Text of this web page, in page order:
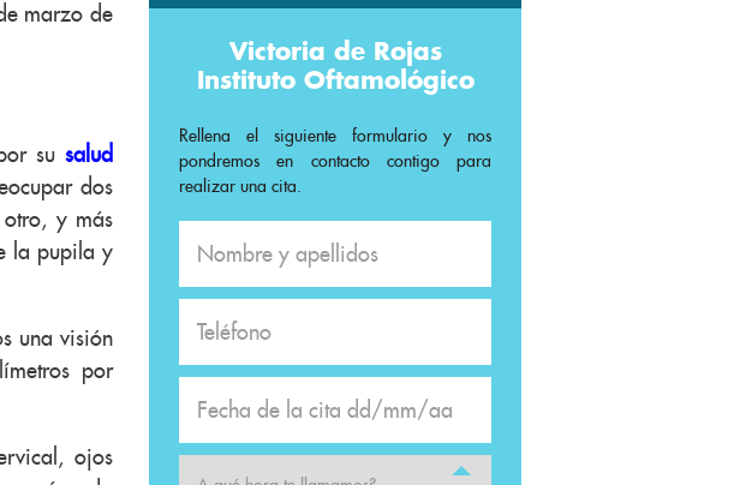
marzo de
su salud
dos
otro, y más
la pupila y
una visión
por
ojos
Victoria de Rojas
Instituto Oftamológico
Rellena el siguiente formulario y nos
pondremos en contacto contigo para
realizar una cita.